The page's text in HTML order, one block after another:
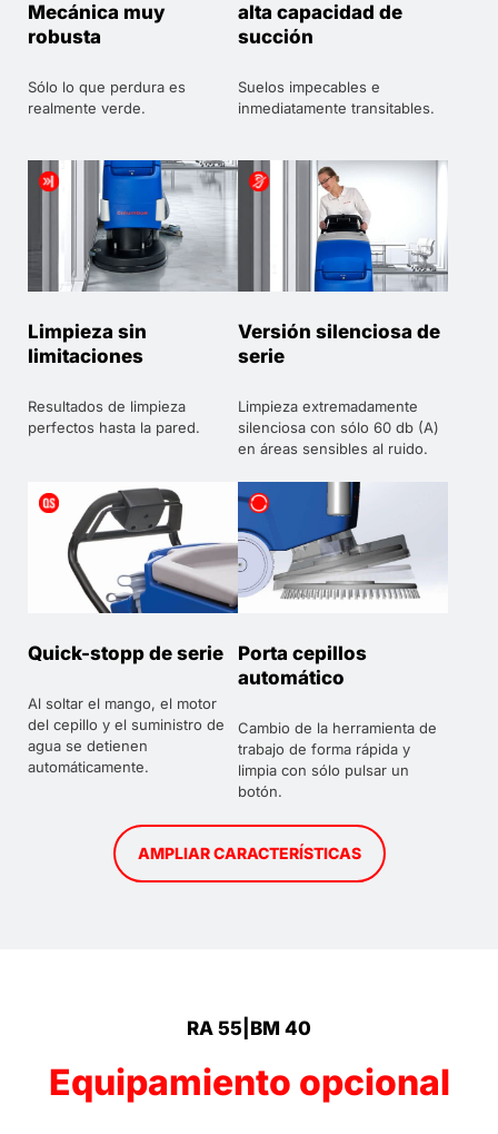
Mecánica muy
robusta
Sólo lo que perdura es
realmente verde.
alta capacidad de
succión
Suelos impecables e
inmediatamente transitables.
Limpieza sin
limitaciones
Resultados de limpieza
perfectos hasta la pared.
Versión silenciosa de
serie
Limpieza extremadamente
silenciosa con sólo 60 db (A)
en áreas sensibles al ruido.
Quick-stopp de serie
Al soltar el mango, el motor
del cepillo y el suministro de
agua se detienen
automáticamente.
Porta cepillos
automático
Cambio de la herramienta de
trabajo de forma rápida y
limpia con sólo pulsar un
botón.
AMPLIAR CARACTERÍSTICAS
RA 55|BM 40
Equipamiento opcional